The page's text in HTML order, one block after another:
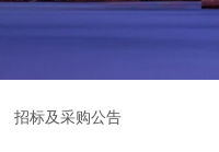
招标及采购公告